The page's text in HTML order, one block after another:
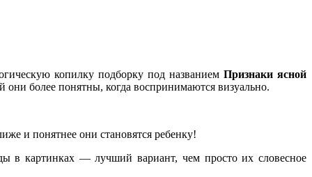
копилку подборку под названием Признаки ясной
они более понятны, когда воспринимаются визуально.
и понятнее они становятся ребенку!
в картинках — лучший вариант, чем просто их словесное